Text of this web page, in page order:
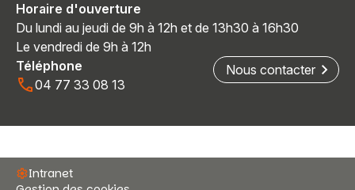
Horaire d'ouverture
Du lundi au jeudi de 9h à 12h et de 13h30 à 16h30
Le vendredi de 9h à 12h
Téléphone
04 77 33 08 13
Nous contacter
Intranet